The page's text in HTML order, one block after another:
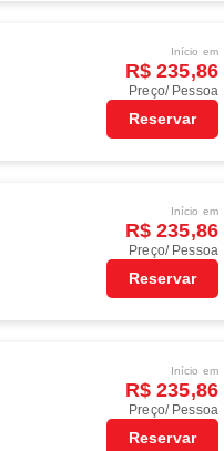
Início em
R$ 235,86
Preço/ Pessoa
Reservar
Início em
R$ 235,86
Preço/ Pessoa
Reservar
Início em
R$ 235,86
Preço/ Pessoa
Reservar